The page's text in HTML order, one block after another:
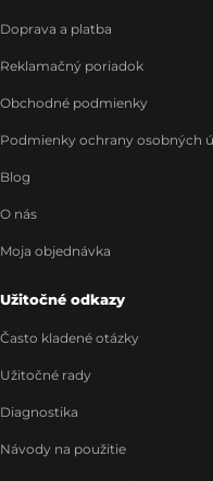
Doprava a platba
Reklamačný poriadok
Obchodné podmienky
Podmienky ochrany osobných
Blog
O nás
Moja objednávka
Užitočné odkazy
Často kladené otázky
Užitočné rady
Diagnostika
Návody na použitie